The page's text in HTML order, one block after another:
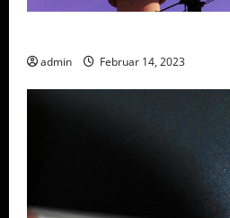
admin Februar 14, 2023